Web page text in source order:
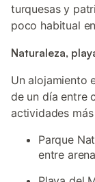
turquesas y
poco habitual
Naturaleza,
Un alojamiento
de un día entre
actividades
Parque
entre